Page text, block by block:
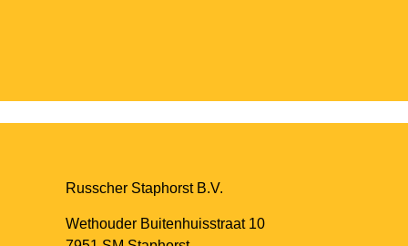
Russcher Staphorst B.V.
Wethouder Buitenhuisstraat 10